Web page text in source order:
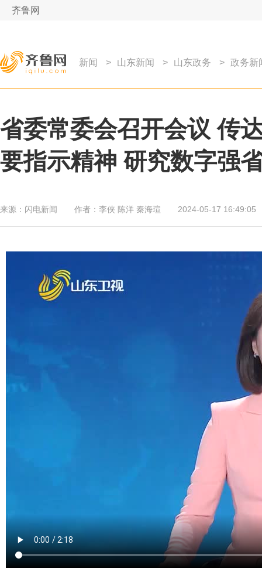
齐鲁网
新闻 > 山东新闻 > 山东政务 > 政务新
省委常委会召开会议 传
要指示精神 研究数字强
来源： 闪电新闻 作者： 李侠 陈洋 秦海瑄 2024-05-17 16:49:05